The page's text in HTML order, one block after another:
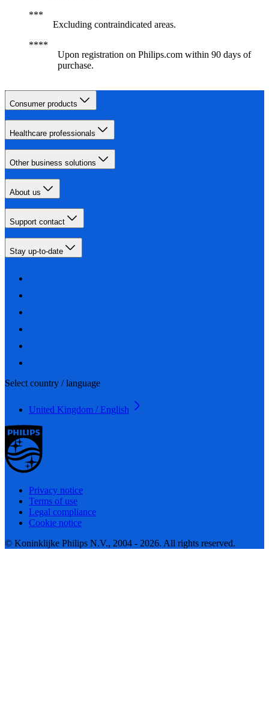
Excluding contraindicated areas.
Upon registration on Philips.com within 90 days of
purchase.
Consumer products
Healthcare professionals
Other business solutions
About us
Support contact
Stay up-to-date
Select country / language
United Kingdom / English
Privacy notice
Terms of use
Legal compliance
Cookie notice
© Koninklijke Philips N.V., 2004 - 2026. All rights reserved.